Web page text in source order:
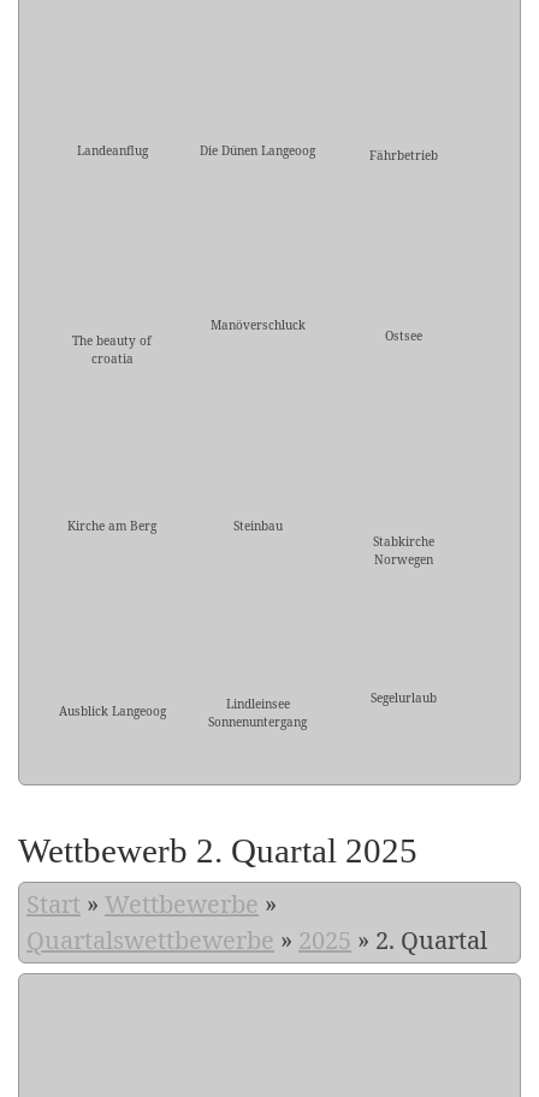
Landeanflug Die Dünen Langeoog Fährbetrieb
The beauty of
croatia
Manöverschluck
Ostsee
Kirche am Berg
Steinbau
Stabkirche
Norwegen
Ausblick Langeoog
Lindleinsee
Sonnenuntergang
Segelurlaub
Wettbewerb 2. Quartal 2025
Start » Wettbewerbe »
Quartalswettbewerbe » 2025 » 2. Quartal